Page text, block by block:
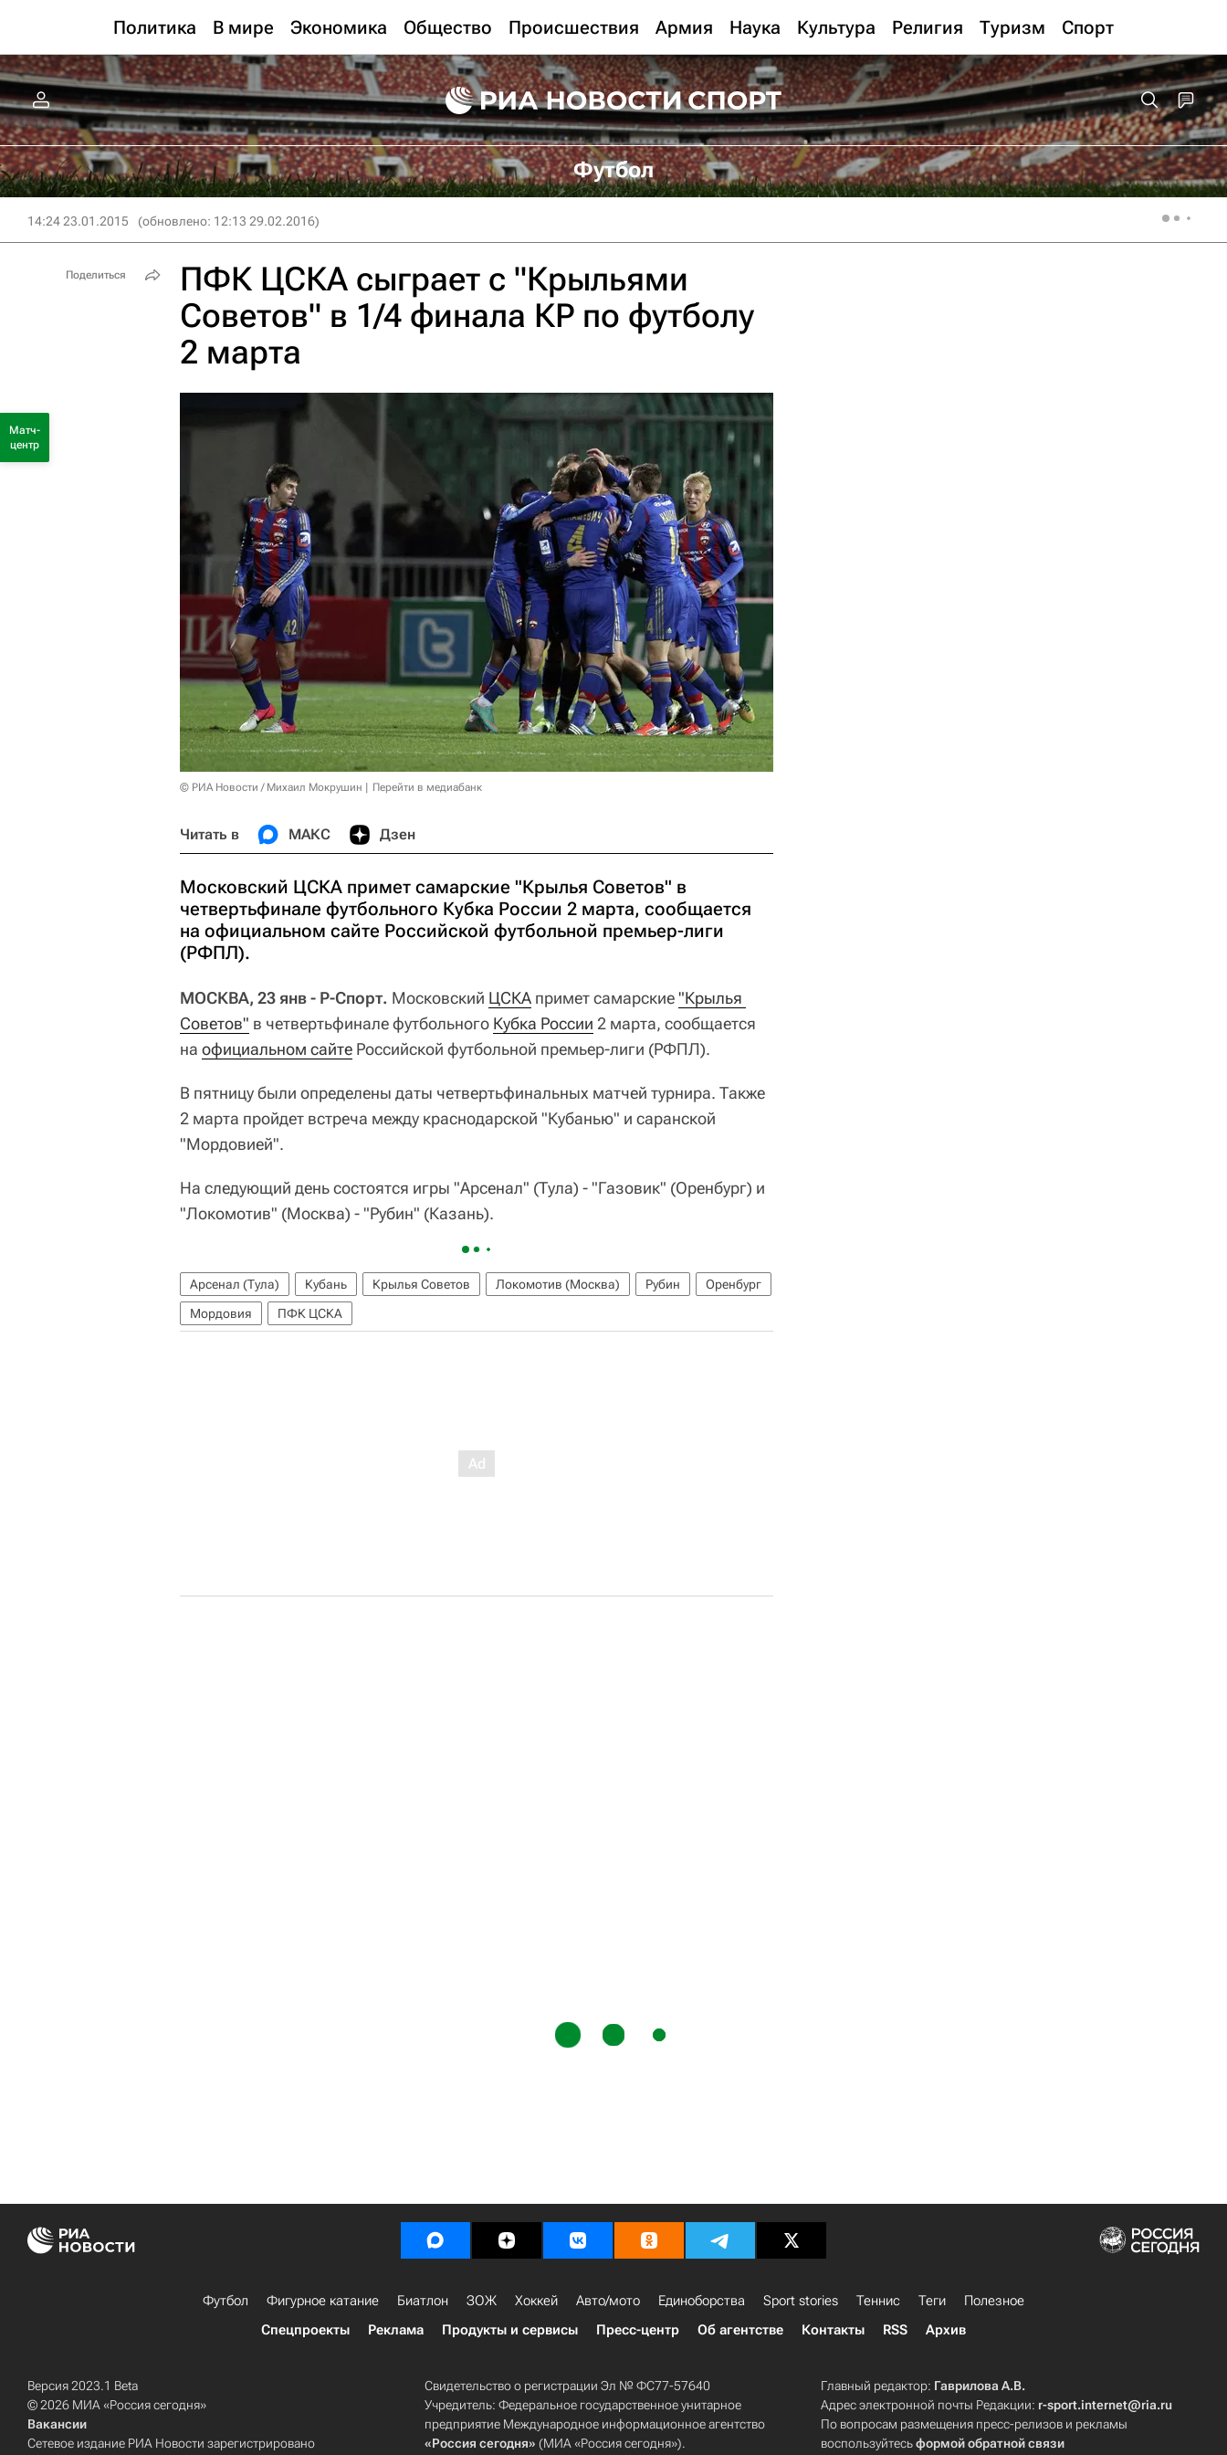
Политика В мире Экономика Общество Происшествия Армия Наука Культура Религия Туризм Спорт
Футбол
14:24 23.01.2015 (обновлено: 12:13 29.02.2016)
ПФК ЦСКА сыграет с "Крыльями
Советов" в 1/4 финала КР по футболу
2 марта
© РИА Новости / Михаил Мокрушин Перейти в медиабанк
Читать в МАКС Дзен
Московский ЦСКА примет самарские "Крылья Советов" в
четвертьфинале футбольного Кубка России 2 марта, сообщается
на официальном сайте Российской футбольной премьер-лиги
(РФПЛ).
МОСКВА, 23 янв - Р-Спорт. Московский ЦСКА примет самарские"Крылья
Советов" в четвертьфинале футбольного Кубка России 2 марта, сообщается
на официальном сайте Российской футбольной премьер-лиги (РФПЛ).
В пятницу были определены даты четвертьфинальных матчей турнира. Также
2 марта пройдет встреча между краснодарской "Кубанью" и саранской
"Мордовией".
На следующий день состоятся игры "Арсенал" (Тула) - "Газовик" (Оренбург) и
"Локомотив" (Москва) - "Рубин" (Казань).
Арсенал (Тула) Кубань Крылья Советов Локомотив (Москва) Рубин
Оренбург
Мордовия
ПФК ЦСКА
Поделиться
Матч-
центр
Футбол Фигурное катание Биатлон ЗОЖ Хоккей Авто/мото Единоборства Sport stories Теннис Теги
Полезное
Спецпроекты
Реклама Продукты и сервисы Пресс-центр Об агентстве Контакты RSS Архив
Версия 2023.1 Beta
© 2026 МИА «Россия сегодня»
Вакансии
Сетевое издание РИА Новости зарегистрировано
Свидетельство о регистрации Эл № ФС77-57640
Учредитель: Федеральное государственное унитарное
предприятие Международное информационное агентство
«Россия сегодня» (МИА «Россия сегодня»).
Главный редактор: Гаврилова А.В.
Адрес электронной почты Редакции: r-sport.internet@ria.ru
По вопросам размещения пресс-релизов и рекламы
воспользуйтесьформой обратной связи